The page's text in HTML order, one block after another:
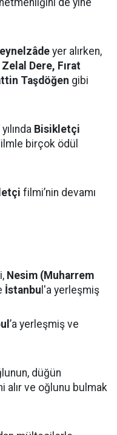
de yine
yer alırken,
Dere, Fırat
Taşdöğen gibi
yılında Bisikletçi
birçok ödül
filmi’nin devamı
Nesim (Muharrem
İstanbu l'a yerleşmiş
’a yerleşmiş ve
düğün
alır ve oğlunu bulmak